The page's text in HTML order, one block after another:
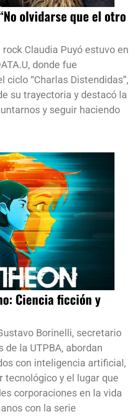
olvidarse que el otro
Claudia Puyó estuvo en
donde fue
ciclo “Charlas Distendidas”,
su trayectoria y destacó la
y seguir haciendo
Ciencia ficción y
Borinelli, secretario
de la UTPBA, abordan
con inteligencia artificial,
tecnológico y el lugar que
corporaciones en la vida
con la serie